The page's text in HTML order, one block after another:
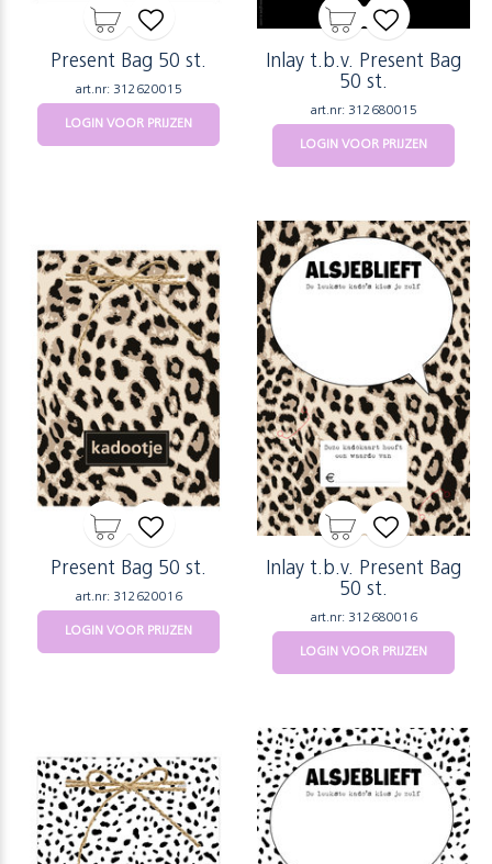
Present Bag 50 st.
art.nr: 312620015
LOGIN VOOR PRIJZEN
Inlay t.b.v. Present Bag
50 st.
art.nr: 312680015
LOGIN VOOR PRIJZEN
Present Bag 50 st.
art.nr: 312620016
LOGIN VOOR PRIJZEN
Inlay t.b.v. Present Bag
50 st.
art.nr: 312680016
LOGIN VOOR PRIJZEN